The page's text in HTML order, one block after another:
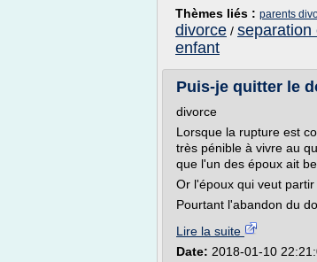
Thèmes liés : parents
divorce / separation
enfant
Puis-je quitter le
divorce
Lorsque la rupture est
très pénible à vivre au
que l'un des époux ait
Or l'époux qui veut
Pourtant l'abandon du
Lire la suite
Date: 2018-01-10